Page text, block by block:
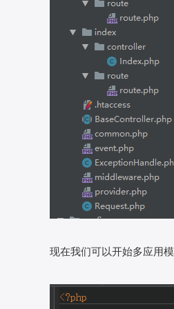
现在我们可以开始多应用